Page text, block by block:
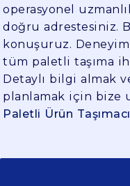
operasyonel
doğru adrestesiniz.
konuşuruz.
tüm paletli taşıma
Detaylı bilgi almak
planlamak için bize
Paletli Ürün